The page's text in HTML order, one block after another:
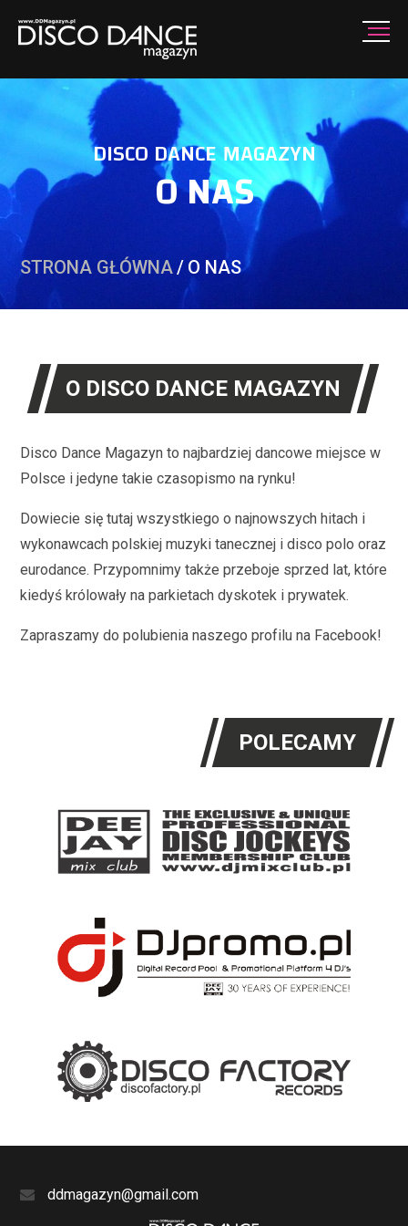
DISCO DANCE MAGAZYN
O NAS
STRONA GŁÓWNA/ O NAS
O DISCO DANCE MAGAZYN
Disco Dance Magazyn to najbardziej dancowe miejsce w
Polsce i jedyne takie czasopismo na rynku!
Dowiecie się tutaj wszystkiego o najnowszych hitach i
wykonawcach polskiej muzyki tanecznej i disco polo oraz
eurodance. Przypomnimy także przeboje sprzed lat, które
kiedyś królowały na parkietach dyskotek i prywatek.
Zapraszamy do polubienia naszego profilu na Facebook!
POLECAMY
ddmagazyn@gmail.com